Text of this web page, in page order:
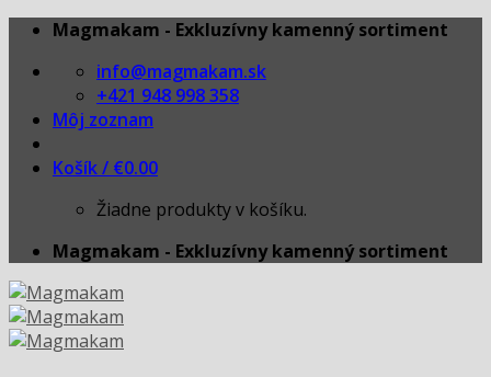
Skip
content
Magmakam - Exkluzívny kamenný sortiment
info@magmakam.sk
+421 948 998 358
Môj zoznam
Košík / €0.00
Žiadne produkty v košíku.
Magmakam - Exkluzívny kamenný sortiment